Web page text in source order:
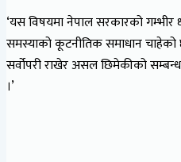
‘यस विषयमा नेपाल सरकारको
समस्याको कूटनीतिक समाधान चाहेको
सर्वोपरी राखेर असल छिमेकीको
।’